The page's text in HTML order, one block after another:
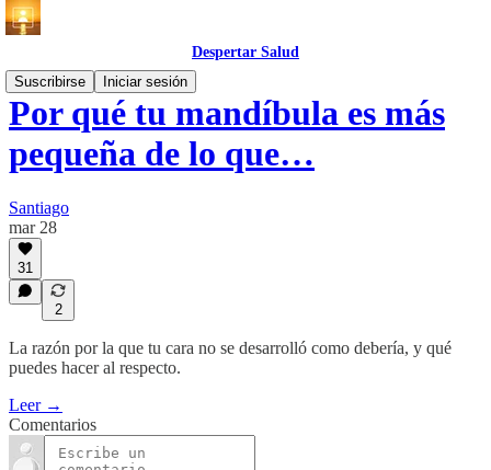
Despertar Salud
Suscribirse
Iniciar sesión
Por qué tu mandíbula es más
pequeña de lo que…
Santiago
mar 28
31
2
La razón por la que tu cara no se desarrolló como debería, y qué
puedes hacer al respecto.
Leer →
Comentarios